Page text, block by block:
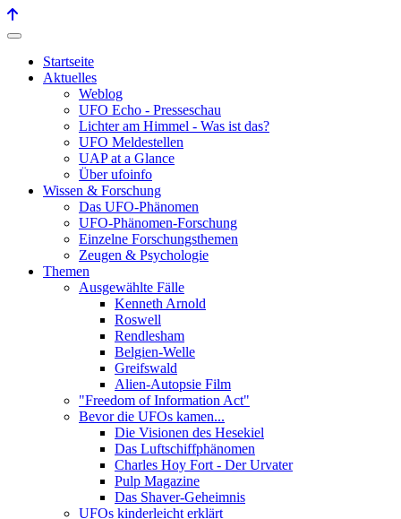
Startseite
Aktuelles
Weblog
UFO Echo - Presseschau
Lichter am Himmel - Was ist das?
UFO Meldestellen
UAP at a Glance
Über ufoinfo
Wissen & Forschung
Das UFO-Phänomen
UFO-Phänomen-Forschung
Einzelne Forschungsthemen
Zeugen & Psychologie
Themen
Ausgewählte Fälle
Kenneth Arnold
Roswell
Rendlesham
Belgien-Welle
Greifswald
Alien-Autopsie Film
"Freedom of Information Act"
Bevor die UFOs kamen...
Die Visionen des Hesekiel
Das Luftschiffphänomen
Charles Hoy Fort - Der Urvater
Pulp Magazine
Das Shaver-Geheimnis
UFOs kinderleicht erklärt